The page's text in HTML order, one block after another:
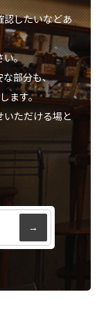
認したいなどあ
い。
な部分も、
ます。
ただける場と
→